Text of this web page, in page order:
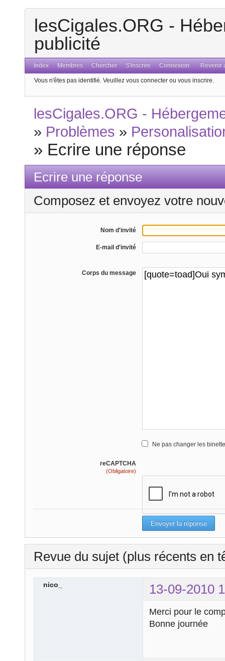
lesCigales.ORG -
publicité
Index Membres Chercher S'inscrire Connexion Revenir
Vous n'êtes pas identifié. Veuillez vous connecter ou vous inscrire.
lesCigales.ORG -
» Problèmes »
» Ecrire une réponse
Ecrire une réponse
Composez et envoyez votre
Nom d'invité
E-mail d'invité
Corps du message
Ne pas changer les
reCAPTCHA
(Obligatoire)
Revue du sujet (plus récents en
nico_ 13-09-2010
Merci pour le
Bonne journée